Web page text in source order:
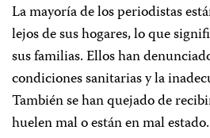
La mayoría de los periodistas
lejos de sus hogares, lo que
sus familias. Ellos han
condiciones sanitarias y la
También se han quejado de
huelen mal o están en mal